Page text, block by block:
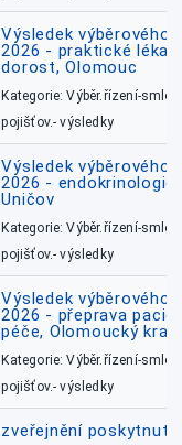
Výsledek výběrového
2026 - praktické
dorost, Olomouc
Kategorie: Výběr.řízení-
pojišťov.- výsledky
Výsledek výběrového
2026 - endokrinologie
Uničov
Kategorie: Výběr.řízení-
pojišťov.- výsledky
Výsledek výběrového
2026 - přeprava
péče, Olomoucký kraj
Kategorie: Výběr.řízení-
pojišťov.- výsledky
zveřejnění